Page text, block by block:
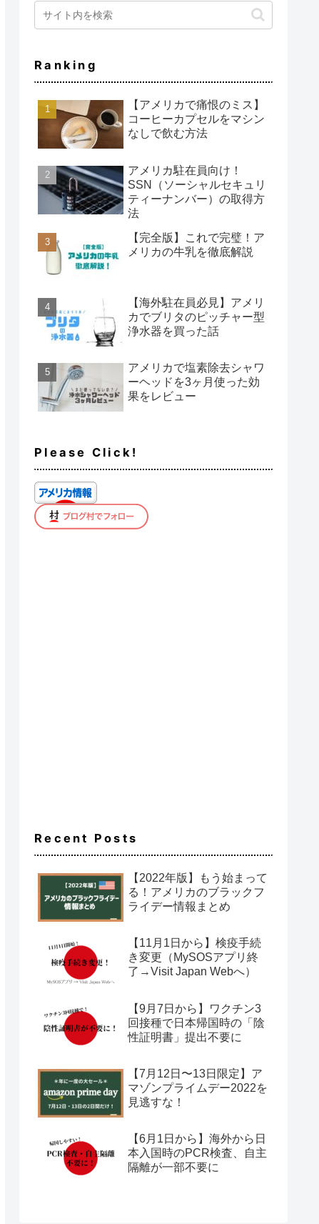
Ranking
【アメリカで痛恨のミス】
コーヒーカプセルをマシン
なしで飲む方法
アメリカ駐在員向け！
SSN（ソーシャルセキュリ
ティーナンバー）の取得方
法
【完全版】これで完璧！ア
メリカの牛乳を徹底解説
【海外駐在員必見】アメリ
カでブリタのピッチャー型
浄水器を買った話
アメリカで塩素除去シャワ
ーヘッドを3ヶ月使った効
果をレビュー
Please Click!
Recent Posts
【2022年版】もう始まって
る！アメリカのブラックフ
ライデー情報まとめ
【11月1日から】検疫手続
き変更（MySOSアプリ終
了→Visit Japan Webへ）
【9月7日から】ワクチン3
回接種で日本帰国時の「陰
性証明書」提出不要に
【7月12日〜13日限定】ア
マゾンプライムデー2022を
見逃すな！
【6月1日から】海外から日
本入国時のPCR検査、自主
隔離が一部不要に